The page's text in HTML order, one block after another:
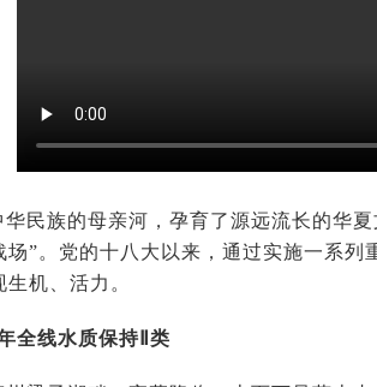
民族的母亲河，孕育了源远流长的华
”。党的十八大以来，通过实施一系列
机、活力。
全线水质保持Ⅱ类